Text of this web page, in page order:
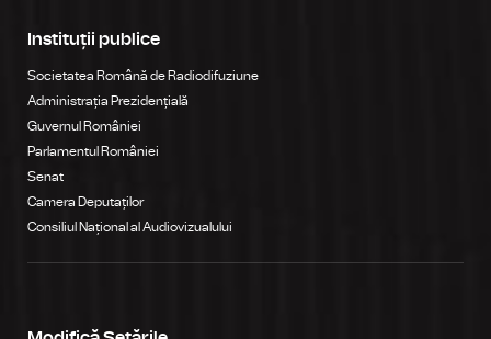
Instituții publice
Societatea Română de Radiodifuziune
Administrația Prezidențială
Guvernul României
Parlamentul României
Senat
Camera Deputaților
Consiliul Național al Audiovizualului